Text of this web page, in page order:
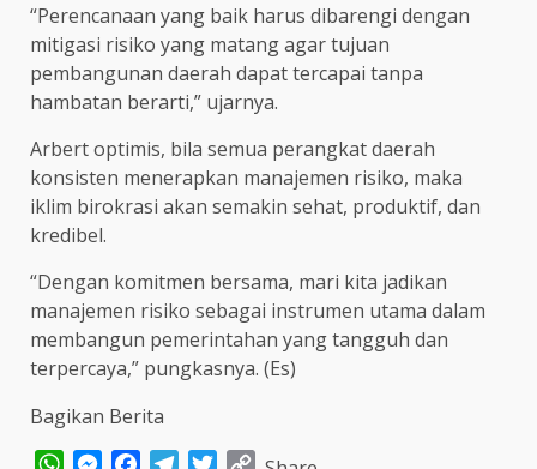
“Perencanaan yang baik harus dibarengi dengan
mitigasi risiko yang matang agar tujuan
pembangunan daerah dapat tercapai tanpa
hambatan berarti,” ujarnya.
Arbert optimis, bila semua perangkat daerah
konsisten menerapkan manajemen risiko, maka
iklim birokrasi akan semakin sehat, produktif, dan
kredibel.
“Dengan komitmen bersama, mari kita jadikan
manajemen risiko sebagai instrumen utama dalam
membangun pemerintahan yang tangguh dan
terpercaya,” pungkasnya. (Es)
Bagikan Berita